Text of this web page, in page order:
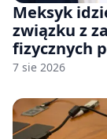
Meksyk
związku z
fizycznych
7 sie 2026